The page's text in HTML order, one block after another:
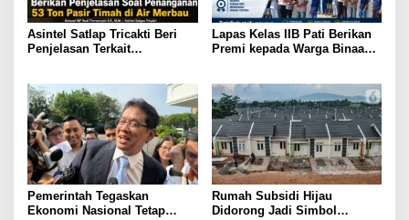
Asintel Satlap Tricakti Beri
Penjelasan Terkait
Lapas Kelas IIB Pati Berikan
Premi kepada Warga Binaan
Periode Juli 2026
Pemerintah Tegaskan
Ekonomi Nasional Tetap
Rumah Subsidi Hijau
Didorong Jadi Simbol